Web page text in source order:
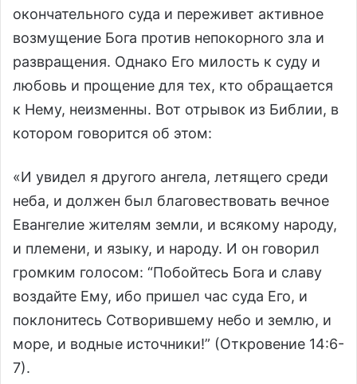
окончательного суда и переживет активное
возмущение Бога против непокорного зла и
развращения. Однако Его милость к суду и
любовь и прощение для тех, кто обращается
к Нему, неизменны. Вот отрывок из Библии, в
котором говорится об этом:
«И увидел я другого ангела, летящего среди
неба, и должен был благовествовать вечное
Евангелие жителям земли, и всякому народу,
и племени, и языку, и народу. И он говорил
громким голосом: “Побойтесь Бога и славу
воздайте Ему, ибо пришел час суда Его, и
поклонитесь Сотворившему небо и землю, и
море, и водные источники!” (Откровение 14:6-
7).